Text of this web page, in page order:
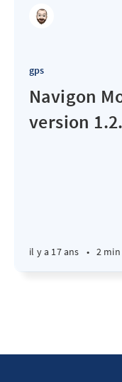
gps
Navigon
version
il y a 17 ans • 2